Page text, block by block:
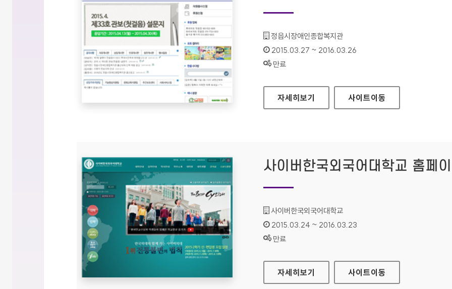
기관명 :
정읍시장애인종합복지관
인증기간 :
2015.03.27 ~ 2016.03.26
상태 :
만료
정읍시장애인종합복지관 홈페이지
자세히보기 사이트이동
사이버한국외국어대학교 홈페
기관명 :
사이버한국외국어대학교
인증기간 :
2015.03.24 ~ 2016.03.23
상태 :
만료
사이버한국외국어대학교 홈페이지
자세히보기 사이트이동